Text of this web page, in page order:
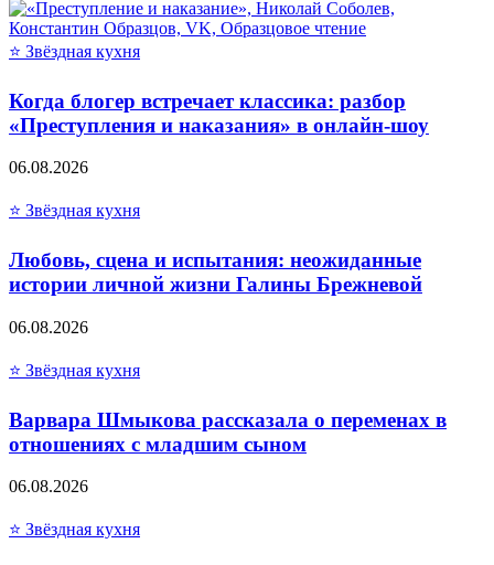
⭐ Звёздная кухня
Когда блогер встречает классика: разбор
«Преступления и наказания» в онлайн-шоу
06.08.2026
⭐ Звёздная кухня
Любовь, сцена и испытания: неожиданные
истории личной жизни Галины Брежневой
06.08.2026
⭐ Звёздная кухня
Варвара Шмыкова рассказала о переменах в
отношениях с младшим сыном
06.08.2026
⭐ Звёздная кухня